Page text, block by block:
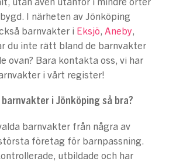
utan även utanför i mindre orter
I närheten av Jönköping
barnvakter i Eksjö, Aneby,
du inte rätt bland de barnvakter
ovan? Bara kontakta oss, vi har
i vårt register!
i Jönköping så bra?
barnvakter från några av
företag för barnpassning.
utbildade och har